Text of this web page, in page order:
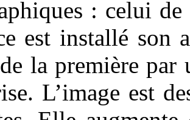
: celui de
est installé son
de la première
L’image est